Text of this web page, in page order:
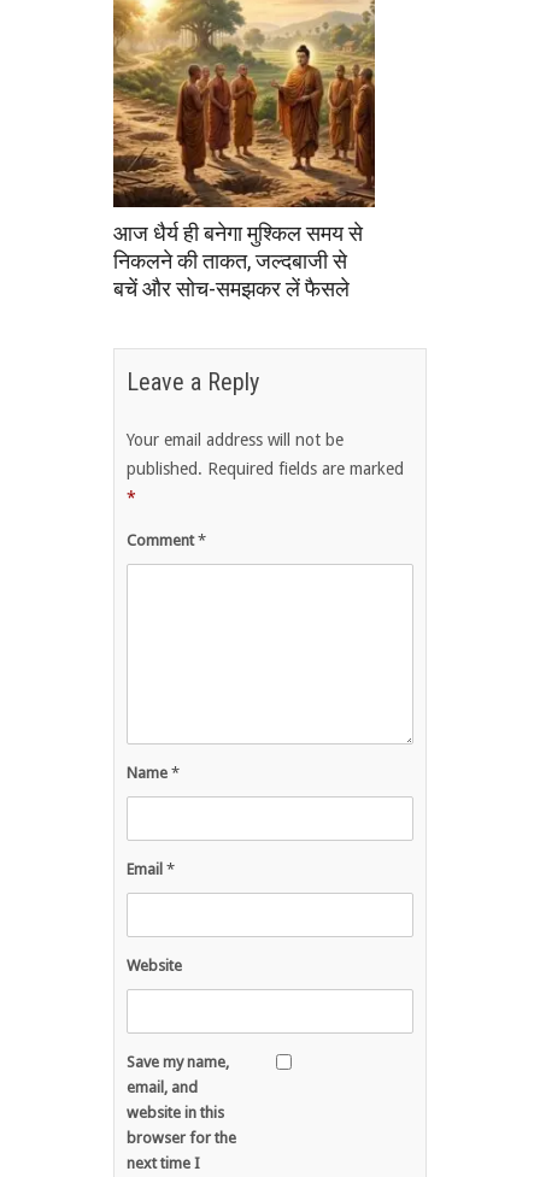
आज धैर्य ही बनेगा मुश्किल समय से
निकलने की ताकत, जल्दबाजी से
बचें और सोच-समझकर लें फैसले
Leave a Reply
Your email address will not be
published. Required fields are marked
*
Comment*
Name *
Email *
Website
Save my name,
email, and
website in this
browser for the
next time I